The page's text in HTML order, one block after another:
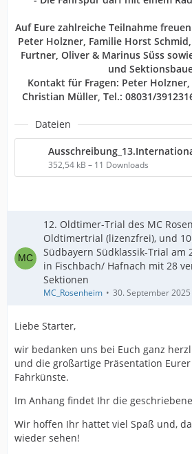
Auf Eure zahlreiche Teilnahme
Peter Holzner, Familie Horst
Furtner, Oliver & Marinus Süss
und
Kontakt für Fragen: Peter Holzner,
Christian Müller, Tel.: 08031/
Dateien
352,54 kB – 11 Downloads
12. Oldtimer-Trial des MC
Oldtimertrial (lizenzfrei), und
Südbayern Südklassik-Trial am
in Fischbach/ Hafnach mit 28
Sektionen
MC_Rosenheim 30. September
Liebe Starter,
wir bedanken uns bei Euch ganz
und die großartige Präsentation
Fahrkünste.
Im Anhang findet Ihr die
Wir hoffen Ihr hattet viel Spaß und,
wieder sehen!